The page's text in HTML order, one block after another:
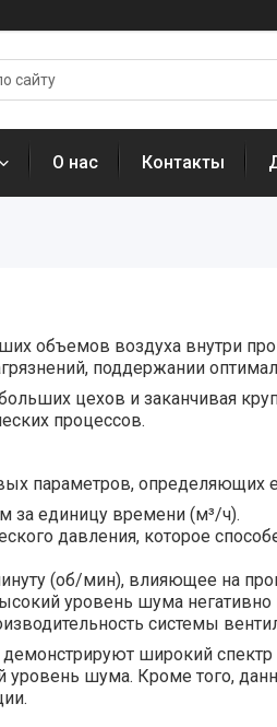
О нас Контакты
воздуха внутри
поддержании
цехов и заканчивая
процессов.
параметров, определяющих
за единицу времени (м³/ч).
давления, которое
(об/мин), влияющее на
уровень шума
системы
широкий
шума. Кроме того,